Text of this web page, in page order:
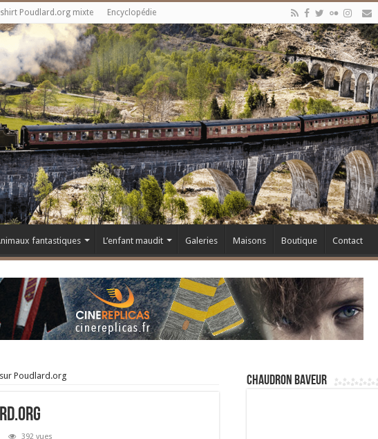
Poudlard.org mixte Encyclopédie
fantastiques L’enfant maudit Galeries Maisons Boutique Contact
Poudlard.org
392 vues
Chaudron Baveur